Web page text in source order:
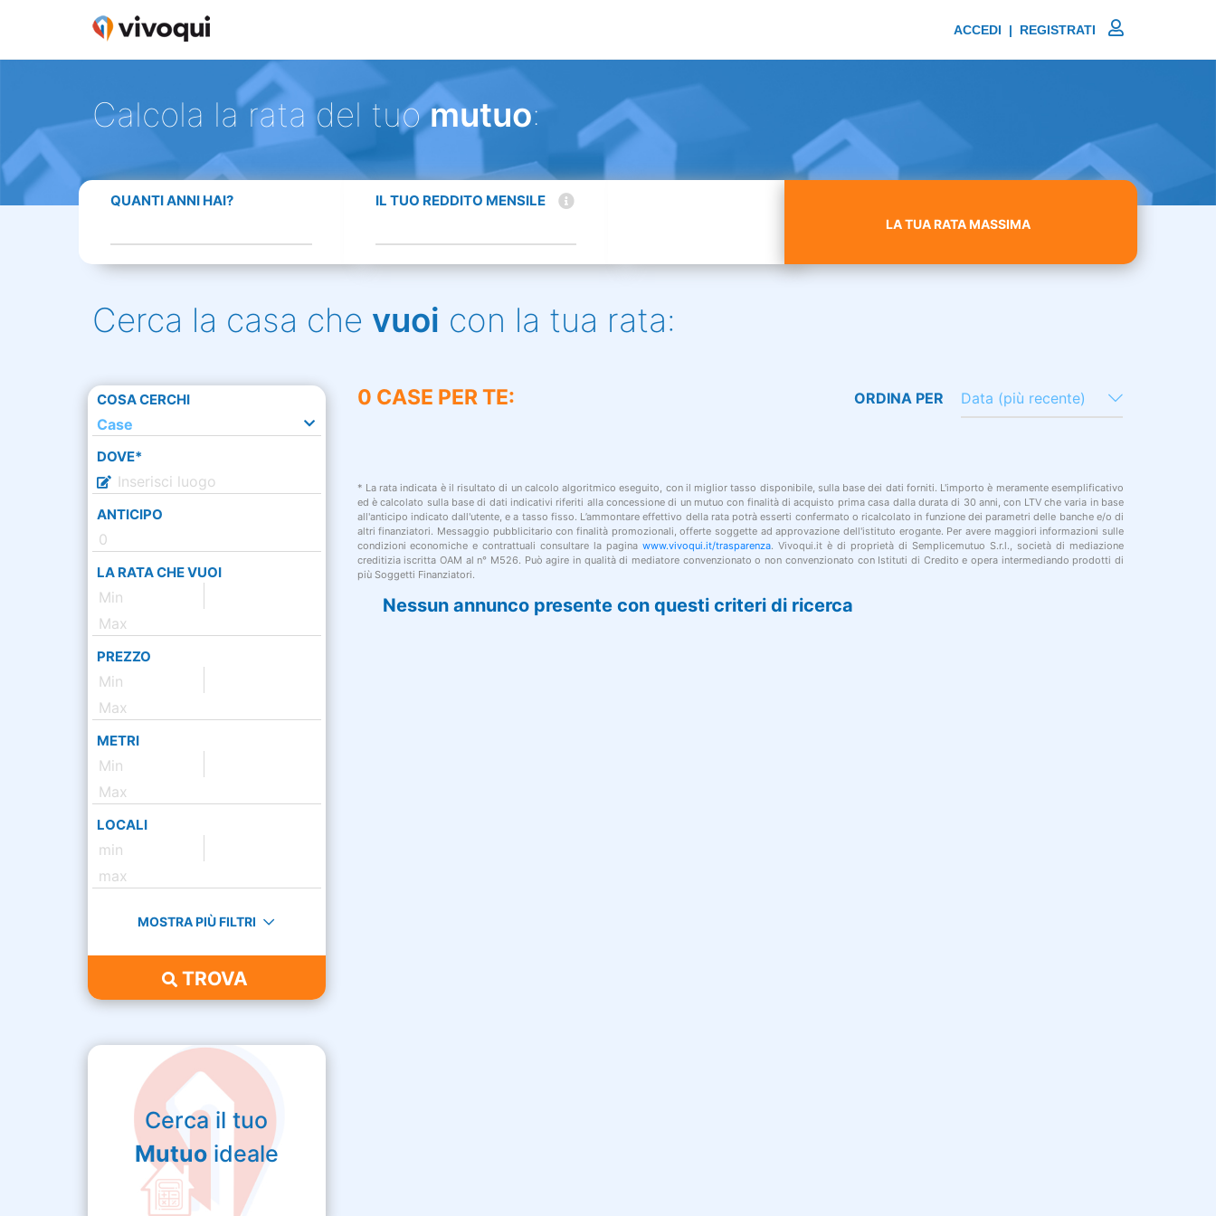
ACCEDI | REGISTRATI
Calcola la rata del tuomutuo:
QUANTI ANNI HAI? IL TUO REDDITO MENSILE
LA TUA RATA MASSIMA
Cerca la casa che vuoi con la tua rata:
Nessun annunco presente con questi criteri di ricerca
COSA CERCHI
Case
DOVE*
ANTICIPO
LA RATA CHE VUOI
PREZZO
METRI
LOCALI
MOSTRA PIÙ FILTRI
TROVA
Cerca il tuo
Mutuoideale
0 CASE PER TE: ORDINA PER Data (più recente)
* La rata indicata è il risultato di un calcolo algoritmico eseguito, con il miglior tasso disponibile, sulla base dei dati forniti. L'importo è meramente esemplificativo
ed è calcolato sulla base di dati indicativi riferiti alla concessione di un mutuo con finalità di acquisto prima casa dalla durata di 30 anni, con LTV che varia in base
all'anticipo indicato dall'utente, e a tasso fisso. L’ammontare effettivo della rata potrà esserti confermato o ricalcolato in funzione dei parametri delle banche e/o di
altri finanziatori. Messaggio pubblicitario con finalità promozionali, offerte soggette ad approvazione dell'istituto erogante. Per avere maggiori informazioni sulle
condizioni economiche e contrattuali consultare la paginawww.vivoqui.it/trasparenza. Vivoqui.it è di proprietà di Semplicemutuo S.r.l., società di mediazione
creditizia iscritta OAM al n° M526. Può agire in qualità di mediatore convenzionato o non convenzionato con Istituti di Credito e opera intermediando prodotti di
più Soggetti Finanziatori.